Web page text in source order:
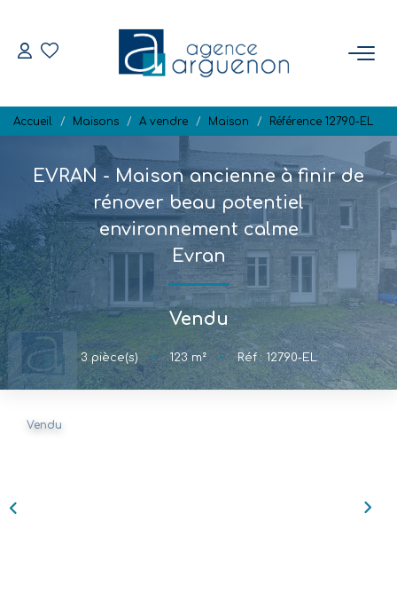
Nos Biens Disponibles
VENDRE
Estimation
Biens Vendus
NOTRE RÉGION
L'AGENCE
Accueil Maisons A vendre Maison Référence 12790-EL
EVRAN - Maison ancienne à finir de
rénover beau potentiel
environnement calme
Evran
Vendu
3pièce(s) • 123 m² • Réf : 12790-EL
Vendu